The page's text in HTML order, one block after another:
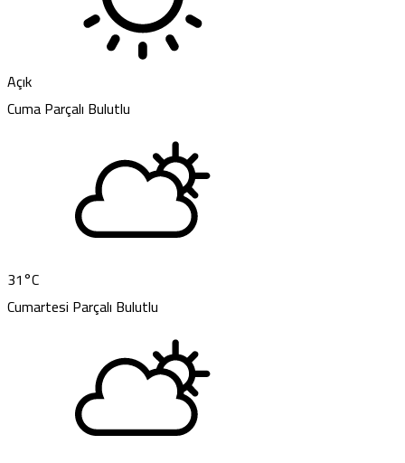
Açık
CumaParçalı Bulutlu
31°C
Cumartesi Parçalı Bulutlu